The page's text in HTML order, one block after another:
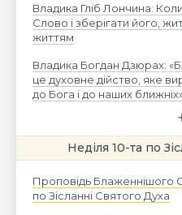
Владика Гліб Лончина:
Слово і зберігати його,
життям
Владика Богдан Дзюрах:
це духовне дійство, яке
до Бога і до наших
Неділя 10-та по
Проповідь Блаженнішого
по Зісланні Святого Духа